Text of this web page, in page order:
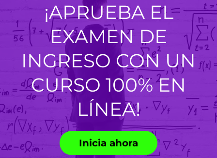
¡APRUEBA EL
EXAMEN DE
INGRESO CON UN
CURSO 100% EN
LÍNEA!
Inicia ahora